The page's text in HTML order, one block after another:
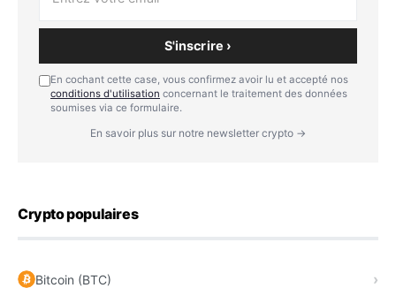
S'inscrire ›
En cochant cette case, vous confirmez avoir lu et accepté nos
conditions d'utilisation concernant le traitement des données
soumises via ce formulaire.
En savoir plus sur notre newsletter crypto →
Crypto populaires
Bitcoin (BTC)